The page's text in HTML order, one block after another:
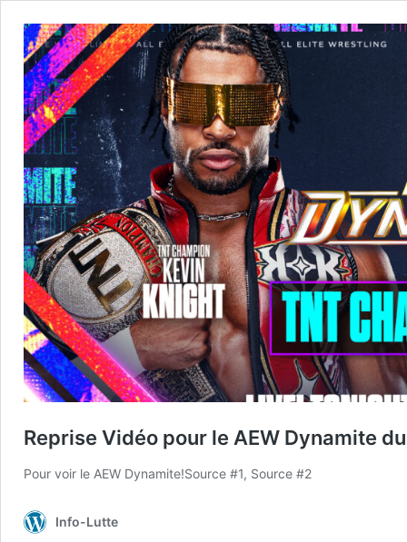
Reprise Vidéo pour le AEW Dynamite
Pour voir le AEW Dynamite!Source #1, Source #2
Info-Lutte